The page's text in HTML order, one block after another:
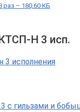
раз – 180,60 КБ
Н 3 исп.